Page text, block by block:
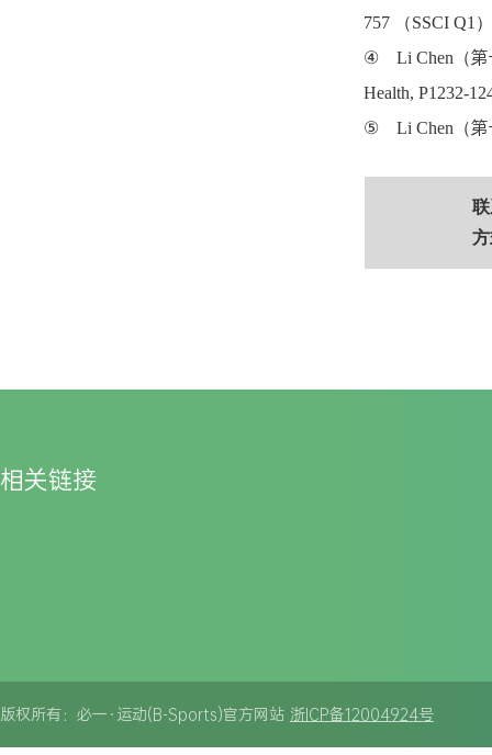
757 （SSCI Q1
④ Li Chen （
Health, P1232-
⑤ Li Chen
（
相关链接
版权所有：必一·运动(B-Sports)官方网站 浙ICP备12004924号